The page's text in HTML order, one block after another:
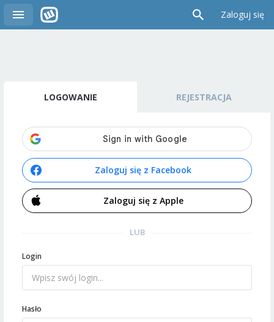
Zaloguj się
LOGOWANIE REJESTRACJA
Zaloguj się z Facebook
Zaloguj się z Apple
LUB
Login
Hasło